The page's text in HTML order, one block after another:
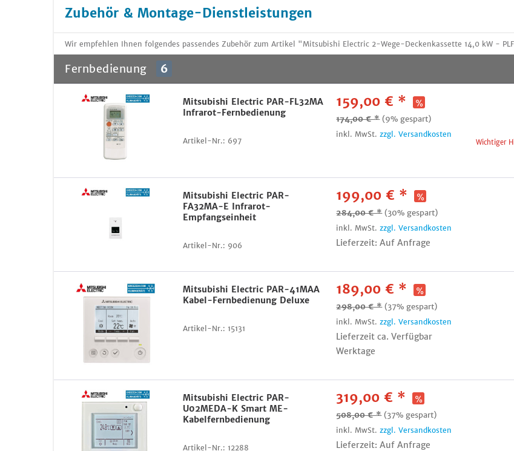
Zubehör & Montage-Dienstleistungen
Wir empfehlen Ihnen folgendes passendes Zubehör zum Artikel "Mitsubishi Electric 2-Wege-Deckenkassette 14,0 kW -
Fernbedienung 6
Mitsubishi Electric PAR-FL32MA
Infrarot-Fernbedienung
Artikel-Nr.: 697
159,00 € *
174,00 € * (9% gespart)
inkl. MwSt.zzgl. Versandkosten
Wichtiger
Mitsubishi Electric PAR-
FA32MA-E Infrarot-
Empfangseinheit
Artikel-Nr.: 906
199,00 € *
284,00 € * (30% gespart)
inkl. MwSt.zzgl. Versandkosten
Lieferzeit: Auf Anfrage
Mitsubishi Electric PAR-41MAA
Kabel-Fernbedienung Deluxe
Artikel-Nr.: 15131
189,00 € *
298,00 € * (37% gespart)
inkl. MwSt.zzgl. Versandkosten
Lieferzeit ca. Verfügbar
Werktage
Mitsubishi Electric PAR-
U02MEDA-K Smart ME-
Kabelfernbedienung
Artikel-Nr.: 12288
319,00 € *
508,00 € * (37% gespart)
inkl. MwSt.zzgl. Versandkosten
Lieferzeit: Auf Anfrage